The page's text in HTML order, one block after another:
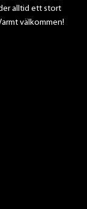
alltid ett stort
välkommen!